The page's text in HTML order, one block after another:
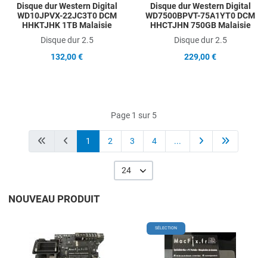
Disque dur Western Digital
WD10JPVX-22JC3T0 DCM
HHKTJHK 1TB Malaisie
Disque dur 2.5
132,00 €
Disque dur Western Digital
WD7500BPVT-75A1YT0 DCM
HHCTJHN 750GB Malaisie
Disque dur 2.5
229,00 €
Page 1 sur 5
1 2 3 4 ...
24
NOUVEAU PRODUIT
Add to Wishlist
Add to Compare
SÉLECTION